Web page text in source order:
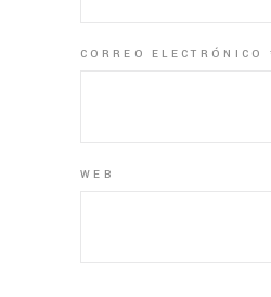
CORREO ELECTRÓNICO
WEB